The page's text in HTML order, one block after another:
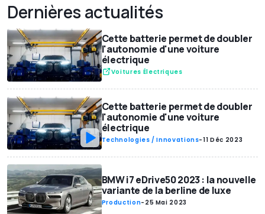
Dernières actualités
Cette batterie permet de doubler
l'autonomie d'une voiture
électrique
Voitures Électriques
Cette batterie permet de doubler
l'autonomie d'une voiture
électrique
Technologies / Innovations-11 Déc 2023
BMW i7 eDrive50 2023 : la nouvelle
variante de la berline de luxe
Production- 25 Mai 2023